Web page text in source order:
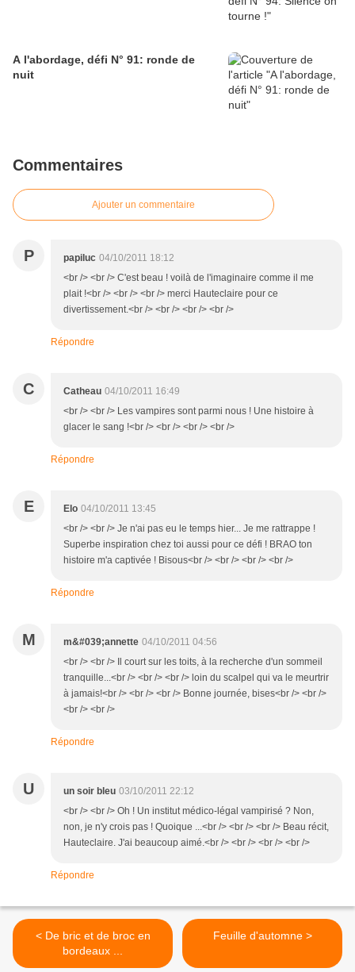
A l'abordage, défi N° 91: ronde de
nuit
Commentaires
Ajouter un commentaire
P papiluc 04/10/2011 18:12
<br /> <br /> C'est beau ! voilà de l'imaginaire comme il me
plait !<br /> <br /> <br /> merci Hauteclaire pour ce
divertissement.<br /> <br /> <br /> <br />
Répondre
C Catheau 04/10/2011 16:49
<br /> <br /> Les vampires sont parmi nous ! Une histoire à
glacer le sang !<br /> <br /> <br /> <br />
Répondre
E Elo 04/10/2011 13:45
<br /> <br /> Je n'ai pas eu le temps hier... Je me rattrappe !
Superbe inspiration chez toi aussi pour ce défi ! BRAO ton
histoire m'a captivée ! Bisous<br /> <br /> <br /> <br />
Répondre
M m&#039;annette 04/10/2011 04:56
<br /> <br /> Il court sur les toits, à la recherche d'un sommeil
tranquille...<br /> <br /> <br /> loin du scalpel qui va le meurtrir
à jamais!<br /> <br /> <br /> Bonne journée, bises<br /> <br />
<br /> <br />
Répondre
U un soir bleu 03/10/2011 22:12
<br /> <br /> Oh ! Un institut médico-légal vampirisé ? Non,
non, je n'y crois pas ! Quoique ...<br /> <br /> <br /> Beau récit,
Hauteclaire. J'ai beaucoup aimé.<br /> <br /> <br /> <br />
Répondre
< De bric et de broc en
bordeaux ...
Feuille d'automne >